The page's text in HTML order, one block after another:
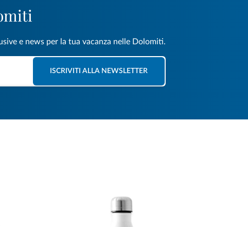
e news per la tua vacanza nelle Dolomiti.
ISCRIVITI ALLA NEWSLETTER